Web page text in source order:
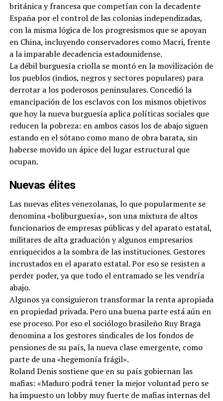
británica y francesa que competían con la decadente
España por el control de las colonias independizadas,
con la misma lógica de los progresismos que se apoyan
en China, incluyendo conservadores como Macri, frente
a la imparable decadencia estadounidense.
La débil burguesía criolla se montó en la movilización de
los pueblos (indios, negros y sectores populares) para
derrotar a los poderosos peninsulares. Concedió la
emancipación de los esclavos con los mismos objetivos
que hoy la nueva burguesía aplica políticas sociales que
reducen la pobreza: en ambos casos los de abajo siguen
estando en el sótano como mano de obra barata, sin
haberse movido un ápice del lugar estructural que
ocupan.
Nuevas élites
Las nuevas elites venezolanas, lo que popularmente se
denomina «boliburguesía», son una mixtura de altos
funcionarios de empresas públicas y del aparato estatal,
militares de alta graduación y algunos empresarios
enriquecidos a la sombra de las instituciones. Gestores
incrustados en el aparato estatal. Por eso se resisten a
perder poder, ya que todo el entramado se les vendría
abajo.
Algunos ya consiguieron trans­formar la renta apropiada
en propiedad privada. Pero una buena parte está aún en
ese proceso. Por eso el sociólogo brasileño Ruy Braga
denomina a los gestores sindicales de los fondos de
pensiones de su país, la nueva clase emergente, como
parte de una «hegemonía frágil».
Roland Denis sostiene que en su país gobiernan las
mafias: «Maduro podrá tener la mejor voluntad pero se
ha impuesto un lobby muy fuerte de mafias internas del